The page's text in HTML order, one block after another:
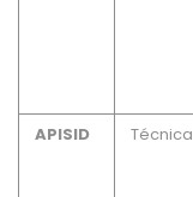
APISID
Técnica